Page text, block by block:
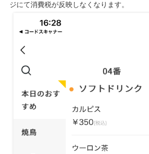
ジにて消費税が反映しなくなります。